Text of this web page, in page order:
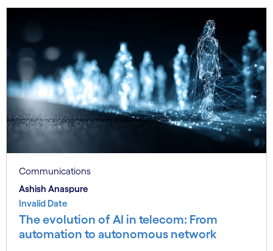
Communications
Ashish Anaspure
Invalid Date
The evolution of AI in telecom: From
automation to autonomous network